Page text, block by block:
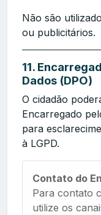
Não são
ou publicitários.
11.
Dados (DPO)
O cidadão
Encarregado
para
à LGPD.
Contato do
Para contato
utilize os